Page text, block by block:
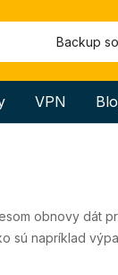
Backup
VPN
obnovy dát
napríklad